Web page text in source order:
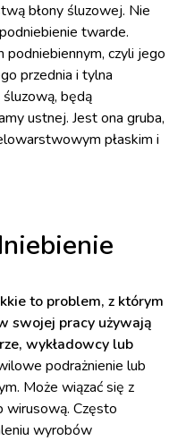
błony śluzowej. Nie
twarde.
czyli jego
przednia i tylna
będą
ustnej. Jest ona gruba,
płaskim i
to problem, z którym
swojej pracy używają
wykładowcy lub
podrażnienie lub
Może wiązać się z
wirusową. Często
wyrobów